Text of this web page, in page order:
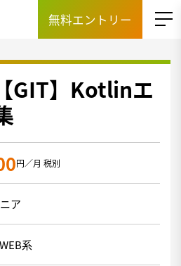
無料エントリー
GIT】Kotlinエ
円／月 税別
ア
系